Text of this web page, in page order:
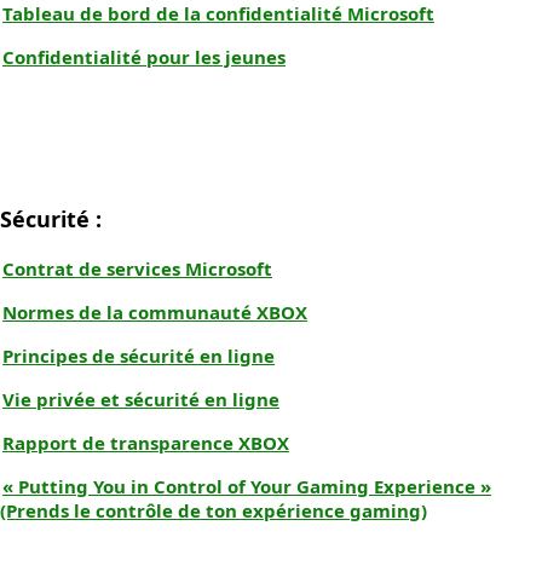
Tableau de bord de la confidentialité Microsoft
Confidentialité pour les jeunes
Sécurité :
Contrat de services Microsoft
Normes de la communauté XBOX
Principes de sécurité en ligne
Vie privée et sécurité en ligne
Rapport de transparence XBOX
« Putting You in Control of Your Gaming Experience »
(Prends le contrôle de ton expérience gaming)